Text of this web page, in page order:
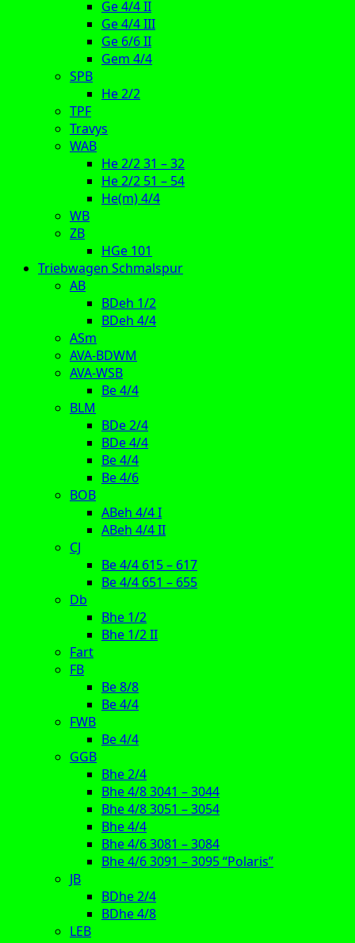
Ge 4/4 II
Ge 4/4 III
Ge 6/6 II
Gem 4/4
SPB
He 2/2
TPF
Travys
WAB
He 2/2 31 – 32
He 2/2 51 – 54
He(m) 4/4
WB
ZB
HGe 101
Triebwagen Schmalspur
AB
BDeh 1/2
BDeh 4/4
ASm
AVA-BDWM
AVA-WSB
Be 4/4
BLM
BDe 2/4
BDe 4/4
Be 4/4
Be 4/6
BOB
ABeh 4/4 I
ABeh 4/4 II
CJ
Be 4/4 615 – 617
Be 4/4 651 – 655
Db
Bhe 1/2
Bhe 1/2 II
Fart
FB
Be 8/8
Be 4/4
FWB
Be 4/4
GGB
Bhe 2/4
Bhe 4/8 3041 – 3044
Bhe 4/8 3051 – 3054
Bhe 4/4
Bhe 4/6 3081 – 3084
Bhe 4/6 3091 – 3095 “Polaris”
JB
BDhe 2/4
BDhe 4/8
LEB